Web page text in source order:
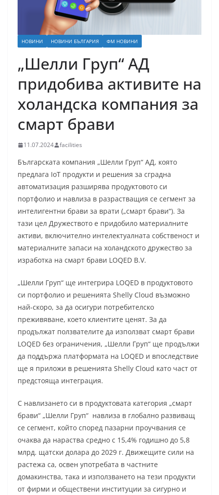
НОВИНИ НОВИНИ БЪЛГАРИЯ ФМ НОВИНИ
„Шелли Груп“ АД
придобива активите на
холандска компания за
смарт брави
11.07.2024 facilities
Българската компания „Шелли Груп“ АД, която
предлага IoT продукти и решения за сградна
автоматизация разширява продуктовото си
портфолио и навлиза в разрастващия се сегмент за
интелигентни брави за врати („смарт брави“). За
тази цел Дружеството е придобило материалните
активи, включително интелектуалната собственост и
материалните запаси на холандското дружество за
изработка на смарт брави LOQED B.V.
„Шелли Груп“ ще интегрира LOQED в продуктовото
си портфолио и решенията Shelly Cloud възможно
най-скоро, за да осигури потребителско
преживяване, което клиентите ценят. За да
продължат ползвателите да използват смарт брави
LOQED без ограничения, „Шелли Груп“ ще продължи
да поддържа платформата на LOQED и впоследствие
ще я приложи в решенията Shelly Cloud като част от
предстояща интеграция.
С навлизането си в продуктовата категория „смарт
брави“ „Шелли Груп“ навлиза в глобално развиващ
се сегмент, който според пазарни проучвания се
очаква да нараства средно с 15,4% годишно до 5,8
млрд. щатски долара до 2029 г. Движещите сили на
растежа са, освен употребата в частните
домакинства, така и използването на тези продукти
от фирми и обществени институции за сигурно и